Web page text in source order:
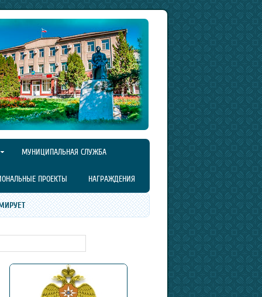
МУНИЦИПАЛЬНАЯ СЛУЖБА
ПРОЕКТЫ НАГРАЖДЕНИЯ